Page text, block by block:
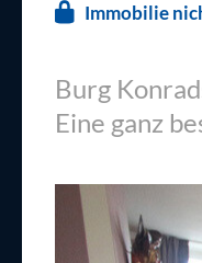
Immobilie
Burg
Eine ganz